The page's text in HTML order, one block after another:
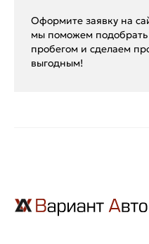
Оформите заявку на
мы поможем
пробегом и сделаем
выгодным!